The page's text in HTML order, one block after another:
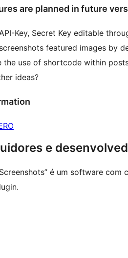
are planned in future
Key, Secret Key editable
featured images by
the use of shortcode within
ideas?
e
Screenshots” é um software